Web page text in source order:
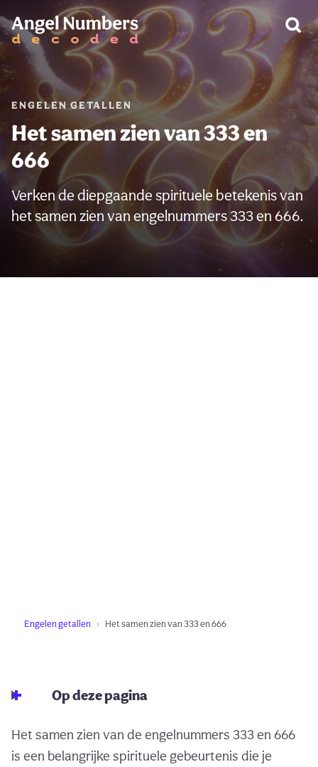
ENGELEN GETALLEN
Het samen zien van 333 en
666
Verken de diepgaande spirituele betekenis van
het samen zien van engelnummers 333 en 666.
Engelen getallen Het samen zien van 333 en 666
Op deze pagina
Het samen zien van de engelnummers 333 en 666
is een belangrijke spirituele gebeurtenis die je
WAARSCHUWING: